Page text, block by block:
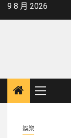
Skip9 8 月 2026
Primary
Menu
娛樂